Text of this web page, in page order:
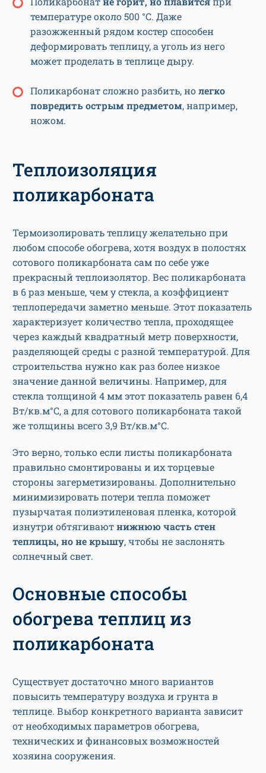
температуре около 500 °C. Даже
разожженный рядом костер способен
деформировать теплицу, а уголь из него
может проделать в теплице дыру.
Поликарбонат сложно разбить, нолегко
повредить острым предметом, например,
ножом.
Теплоизоляция
поликарбоната
Термоизолировать теплицу желательно при
любом способе обогрева, хотя воздух в полостях
сотового поликарбоната сам по себе уже
прекрасный теплоизолятор. Вес поликарбоната
в 6 раз меньше, чем у стекла, а коэффициент
теплопередачи заметно меньше. Этот показатель
характеризует количество тепла, проходящее
через каждый квадратный метр поверхности,
разделяющей среды с разной температурой. Для
строительства нужно как раз более низкое
значение данной величины. Например, для
стекла толщиной 4 мм этот показатель равен 6,4
Вт/кв.м°C, а для сотового поликарбоната такой
же толщины всего 3,9 Вт/кв.м°C.
Это верно, только если листы поликарбоната
правильно смонтированы и их торцевые
стороны загерметизированы. Дополнительно
минимизировать потери тепла поможет
пузырчатая полиэтиленовая пленка, которой
изнутри обтягиваютнижнюю часть стен
теплицы, но не крышу, чтобы не заслонять
солнечный свет.
Основные способы
обогрева теплиц из
поликарбоната
Существует достаточно много вариантов
повысить температуру воздуха и грунта в
теплице. Выбор конкретного варианта зависит
от необходимых параметров обогрева,
технических и финансовых возможностей
хозяина сооружения.